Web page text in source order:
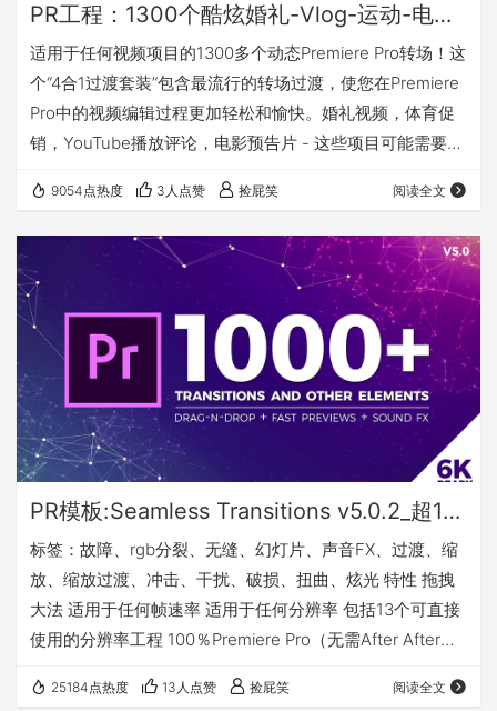
PR工程：1300个酷炫婚礼-Vlog-运动-电影-4合1视频转场过渡套装
适用于任何视频项目的1300多个动态Premiere Pro转场！这
个“4合1过渡套装”包含最流行的转场过渡，使您在Premiere
Pro中的视频编辑过程更加轻松和愉快。婚礼视频，体育促
销，YouTube播放评论，电影预告片 - 这些项目可能需要的
1300次过渡 声音效果包括在内！ 四种分辨率 -
4K（3840*2160），全高清（1920*1080），垂直
（1080*1920），正方形（1080*1080） 拖放方法（Vlogs
Pack中的圆圈和…
9054点热度 3人点赞 捡屁笑 阅读全文
PR模板:Seamless Transitions v5.0.2_超1000个无缝转场过渡+超230个转场音效+超100多种颜色预设
标签：故障、rgb分裂、无缝、幻灯片、声音FX、过渡、缩
放、缩放过渡、冲击、干扰、破损、扭曲、炫光 特性 拖拽
大法 适用于任何帧速率 适用于任何分辨率 包括13个可直接
使用的分辨率工程 100％Premiere Pro（无需After After
在Premiere Pro内快速预览 各种过渡速度 包括声音 视频教
25184点热度 13人点赞 捡屁笑 阅读全文